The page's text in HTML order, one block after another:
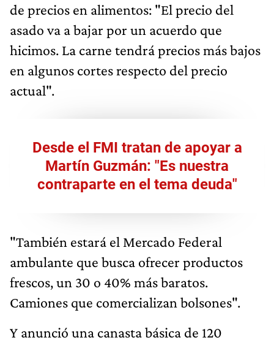
de precios en alimentos: "El precio del
asado va a bajar por un acuerdo que
hicimos. La carne tendrá precios más bajos
en algunos cortes respecto del precio
actual".
Desde el FMI tratan de apoyar a
Martín Guzmán: "Es nuestra
contraparte en el tema deuda"
"También estará el Mercado Federal
ambulante que busca ofrecer productos
frescos, un 30 o 40% más baratos.
Camiones que comercializan bolsones".
Y anunció una canasta básica de 120